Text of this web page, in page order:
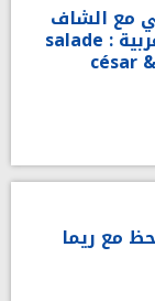
مع الشاف
لطفي بن عربية : salade
césar
مع ريما